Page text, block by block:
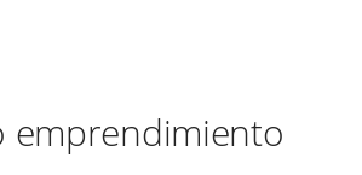
emprendimiento